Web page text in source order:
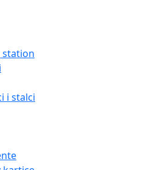
station
i stalci